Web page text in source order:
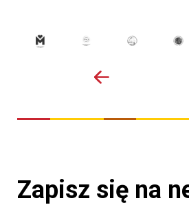
Zapisz się na